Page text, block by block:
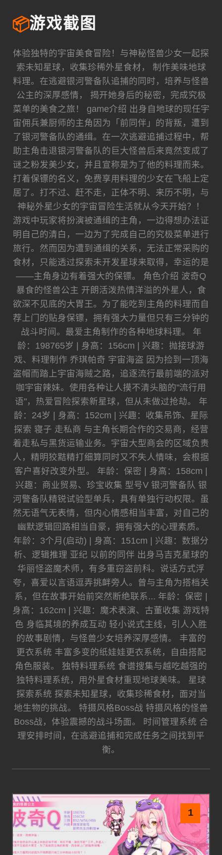
📦游戏截图
体验独特的宇宙美食冒险！与神秘怪兽少女一起探
索未知星球，收集珍稀外星食材， 制作美味地球
料理。在逃避银河警备队追捕的同时，培养与怪兽
公主的深厚感情， 揭开她身后的秘密，完成究极
菜单的美食之旅！ game介绍 出身自地球的现任宇
宙佣兵兼厨师的主角因为「前同伴」的背叛，遭到
了银河警备队的通缉。在一次逃避追捕过程中，帮
助主角击退银河警备队的巨大怪兽后来竟然变成了
谜之粉发美少女，并且宣称是为了他的料理而来。
打着保镖的名义，免费享用料理的少女在飞船上定
居了。打不过、赶不走，正体不明、来历不明，与
神秘外星少女的宇宙冒险生活就从今天开始？！
游戏中玩家将扮演被通缉的主角，一边得想办法证
明自己的清白，一边为了完成自己的究极菜单进行
旅行。然而因为遭到通缉的关系，无法正常采购的
食材，只能透过探索未开发星球来取得，幸运的是
——主角身边有着强大的保镖。 角色介绍 波奇Q
暴食的怪兽公主 开朗活泼热情洋溢的外星人，食
欲深不见底的大胃王。为了能吃到主角的料理而自
荐上门的贴身保镖，拥有强大力量但只有三分钟的
战斗时间。最爱主角制作的各种地球料理。 年
龄：198765岁 | 身高：156cm | 兴趣：抛接球游
戏、料理制作 乔琪帕奇 宇宙海盗 因为捡到一顶海
盗帽而踏上宇宙海贼之路，追逐流行最前端的派对
咖宇宙辣妹。使用各种让人摸不清头脑的"流行用
语"，热爱冒险探索新星球，但从未做过抢劫。 年
龄：24岁 | 身高：152cm | 兴趣：收集吊饰、星际
探索 寝子 走私商 与主角长期合作的交易商，经营
着走私与黑货运输业务。宇宙大型商会的区域负责
人，精明狡黠精打细算同时又不失人情味，会根据
客户喜好改变外型。 年龄：保密 | 身高：158cm |
兴趣：商业贸易、珍宝收集 型号V 银河警备队 银
河警备队精锐试验型单兵，具有单独行动权限。虽
然无语气无表情，但内心情感相当丰富，对自己的
幽默逻辑回路相当自豪，拥有强大的心理素质。
年龄：3个月(启动) | 身高：151cm | 兴趣：数据分
析、逻辑推理 亚纪 以前的同伴 出身马吉克星球的
华丽怪盗魔术师，有多重窃盗前科。说话方式浮
夸，喜爱以言语逗弄挑衅旁人。曾与主角为搭档关
系，但在故事开始前突然断绝联系... 年龄：保密 |
身高：162cm | 兴趣：魔术表演、古董收集 游戏特
色 身临其境的养成互动 轻小说式主线，引人入胜
的故事剧情，与怪兽少女培养深厚感情。 丰富的
更衣系统 丰富多变的纸娃娃更衣系统，自由搭配
角色服装。 独特料理系统 食谱搜集与越吃越强的
独特料理系统，用外星食材重现地球美味。 星球
探索系统 探索未知星球，收集珍稀食材，面对当
地生物的挑战。 特摄风格Boss战 特摄风格的怪兽
Boss战，体验震撼的战斗场面。 时间管理系统 合
理安排时间，在逃避追捕和完成任务之间找到平
衡。
1